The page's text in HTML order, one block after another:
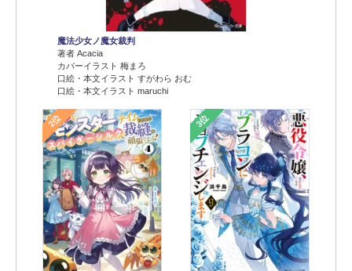
魔法少女ノ魔女裁判
著者 Acacia
カバーイラスト 梅まろ
口絵・本文イラスト すがわら おむ
口絵・本文イラスト maruchi
2位 3位